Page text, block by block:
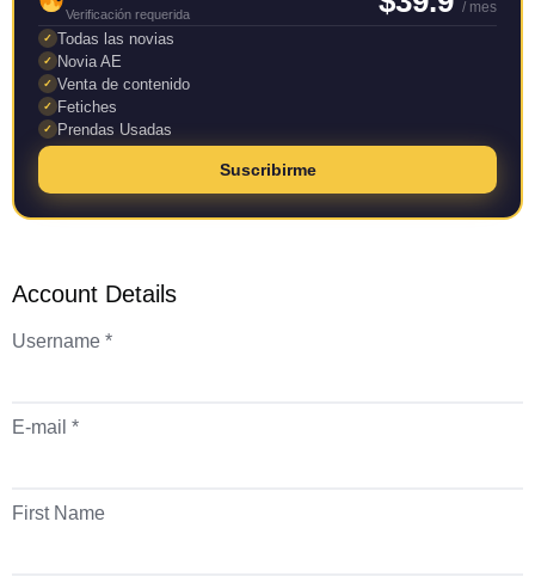
Verificación requerida / mes
✓ Todas las novias
✓ Novia AE
✓ Venta de contenido
✓ Fetiches
✓ Prendas Usadas
Suscribirme
Account Details
Username *
E-mail *
First Name